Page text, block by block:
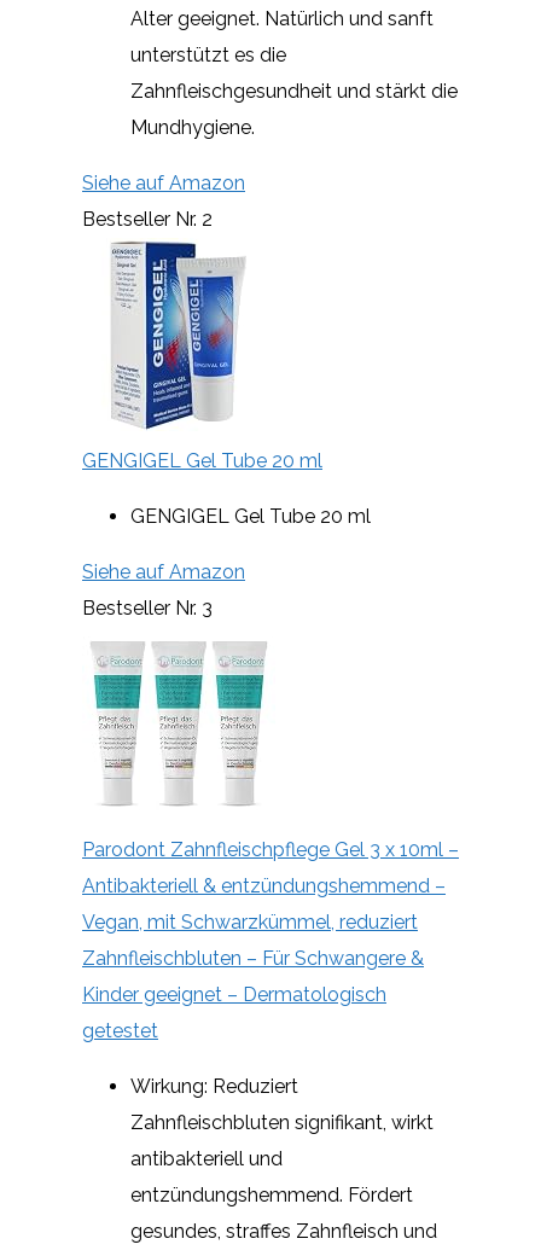
Alter geeignet. Natürlich und sanft
unterstützt es die
Zahnfleischgesundheit und stärkt die
Mundhygiene.
Siehe auf Amazon
Bestseller Nr. 2
GENGIGEL Gel Tube 20 ml
GENGIGEL Gel Tube 20 ml
Siehe auf Amazon
Bestseller Nr. 3
Parodont Zahnfleischpflege Gel 3 x 10ml –
Antibakteriell & entzündungshemmend –
Vegan, mit Schwarzkümmel, reduziert
Zahnfleischbluten – Für Schwangere &
Kinder geeignet – Dermatologisch
getestet
Wirkung: Reduziert
Zahnfleischbluten signifikant, wirkt
antibakteriell und
entzündungshemmend. Fördert
gesundes, straffes Zahnfleisch und